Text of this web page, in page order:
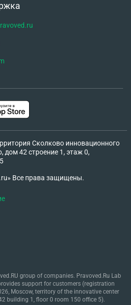
Сколково инновационного
дом 42 строение 1, этаж 0,
Все права защищены.
group of companies. Pravoved.Ru Lab
support for customers (registration
Moscow, territory of the innovative center
building 1, floor 0 room 150 office 5).